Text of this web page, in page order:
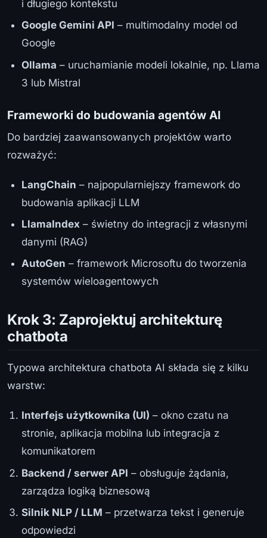
i długiego kontekstu
Google Gemini API – multimodalny model od
Google
Ollama – uruchamianie modeli lokalnie, np. Llama
3 lub Mistral
Frameworki do budowania agentów AI
Do bardziej zaawansowanych projektów warto
rozważyć:
LangChain – najpopularniejszy framework do
budowania aplikacji LLM
LlamaIndex – świetny do integracji z własnymi
danymi (RAG)
AutoGen – framework Microsoftu do tworzenia
systemów wieloagentowych
Krok 3: Zaprojektuj architekturę
chatbota
Typowa architektura chatbota AI składa się z kilku
warstw:
Interfejs użytkownika (UI) – okno czatu na
stronie, aplikacja mobilna lub integracja z
komunikatorem
Backend / serwer API – obsługuje żądania,
zarządza logiką biznesową
Silnik NLP / LLM – przetwarza tekst i generuje
odpowiedzi